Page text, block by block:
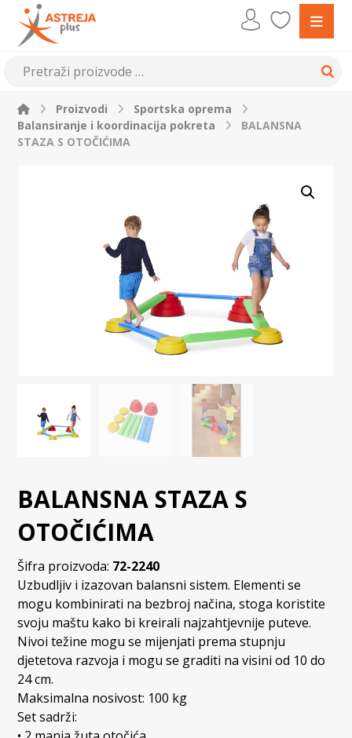
Proizvodi
Sportska oprema
Balansiranje i koordinacija pokreta
BALANSNA
STAZA S OTOČIĆIMA
BALANSNA STAZA S
OTOČIĆIMA
Šifra proizvoda: 72-2240
Uzbudljiv i izazovan balansni sistem. Elementi se
mogu kombinirati na bezbroj načina, stoga koristite
svoju maštu kako bi kreirali najzahtjevnije puteve.
Nivoi težine mogu se mijenjati prema stupnju
djetetova razvoja i mogu se graditi na visini od 10 do
24 cm.
Maksimalna nosivost: 100 kg
Set sadrži: